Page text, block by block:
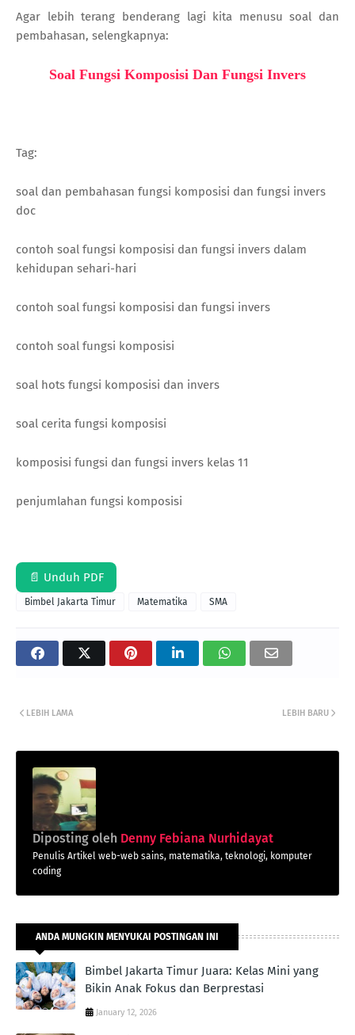
Agar lebih terang benderang lagi kita menusu soal dan
pembahasan, selengkapnya:
Soal Fungsi Komposisi Dan Fungsi Invers
Tag:
soal dan pembahasan fungsi komposisi dan fungsi invers
doc
contoh soal fungsi komposisi dan fungsi invers dalam
kehidupan sehari-hari
contoh soal fungsi komposisi dan fungsi invers
contoh soal fungsi komposisi
soal hots fungsi komposisi dan invers
soal cerita fungsi komposisi
komposisi fungsi dan fungsi invers kelas 11
penjumlahan fungsi komposisi
📄 Unduh PDF
Bimbel Jakarta Timur Matematika SMA
LEBIH BARU
LEBIH LAMA
Diposting oleh Denny Febiana Nurhidayat
Penulis Artikel web-web sains, matematika, teknologi, komputer
coding
ANDA MUNGKIN MENYUKAI POSTINGAN INI
Bimbel Jakarta Timur Juara: Kelas Mini yang
Bikin Anak Fokus dan Berprestasi
January 12, 2026